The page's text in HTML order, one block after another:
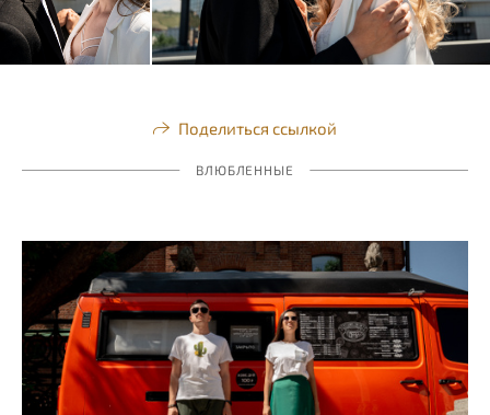
Поделиться ссылкой
ВЛЮБЛЕННЫЕ